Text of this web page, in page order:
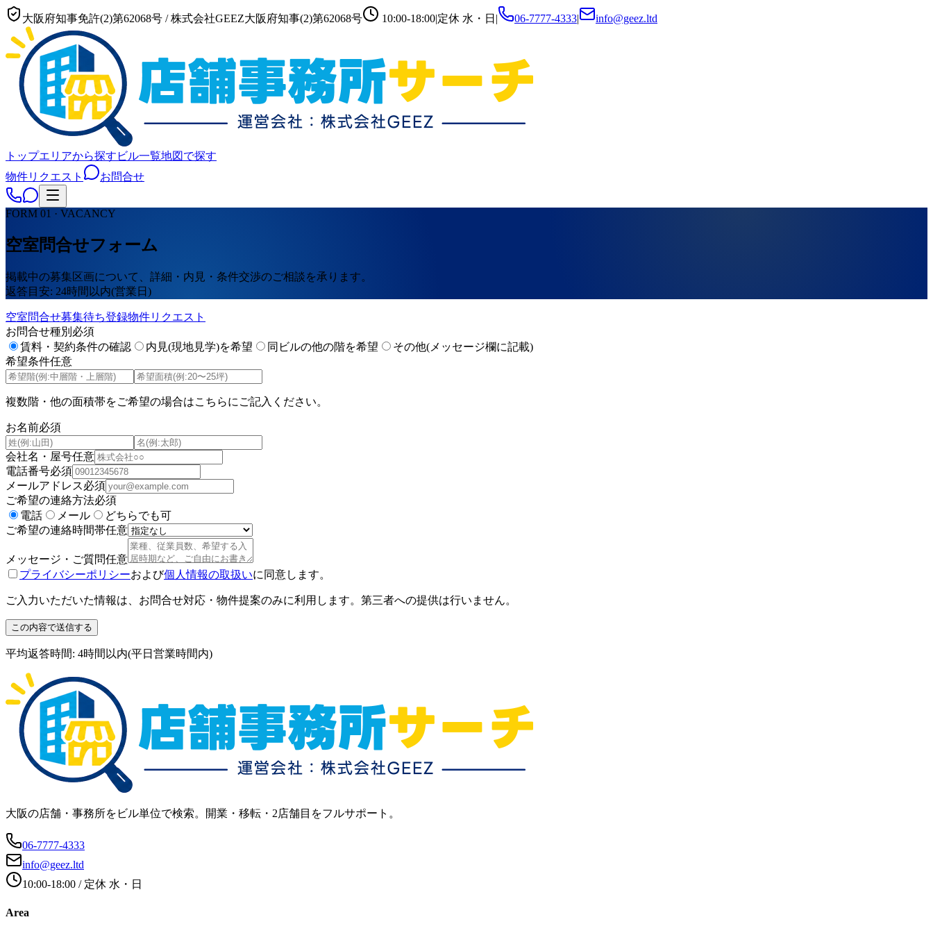
大阪府知事免許(2)第62068号 /株式会社GEEZ大阪府知事(2)第62068号 10:00-18:00|定休 水・日 | 06-7777-4333| info@geez.ltd
トップエリアから探す ビル一覧地図で探す
物件リクエスト
お問合せ
FORM 01 · VACANCY
空室問合せフォーム
掲載中の募集区画について、詳細・内見・条件交渉のご相談を承ります。
返答目安: 24時間以内(営業日)
空室問合せ募集待ち登録物件リクエスト
お問合せ種別 必須
賃料・契約条件の確認
内見(現地見学)を希望 同ビルの他の階を希望
その他(メッセージ欄に記載)
希望条件任意
複数階・他の面積帯をご希望の場合はこちらにご記入ください。
お名前必須
会社名・屋号任意
電話番号必須
メールアドレス必須
ご希望の連絡方法必須
電話
メール
どちらでも可
ご希望の連絡時間帯任意
メッセージ・ご質問任意
プライバシーポリシーおよび個人情報の取扱いに同意します。
ご入力いただいた情報は、お問合せ対応・物件提案のみに利用します。第三者への提供は行いません。
この内容で送信する
平均返答時間: 4時間以内(平日営業時間内)
大阪の店舗・事務所をビル単位で検索。開業・移転・2店舗目をフルサポート。
06-7777-4333
info@geez.ltd
10:00-18:00 / 定休 水・日
Area